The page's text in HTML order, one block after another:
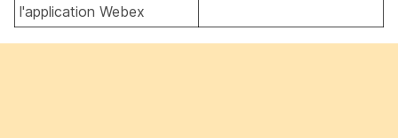
l'application Webex